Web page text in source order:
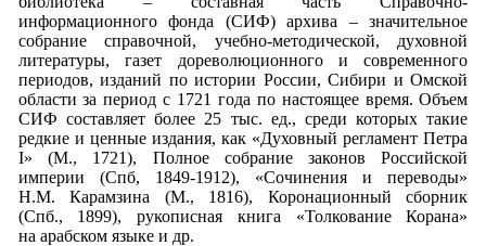
информационного фонда (СИФ) архива – значительное
собрание справочной, учебно-методической, духовной
литературы, газет дореволюционного и современного
периодов, изданий по истории России, Сибири и Омской
области за период с 1721 года по настоящее время. Объем
СИФ составляет более 25 тыс. ед., среди которых такие
редкие и ценные издания, как «Духовный регламент Петра
I» (М., 1721), Полное собрание законов Российской
империи (Спб, 1849-1912), «Сочинения и переводы»
Н.М. Карамзина (М., 1816), Коронационный сборник
(Спб., 1899), рукописная книга «Толкование Корана»
на арабском языке и др.